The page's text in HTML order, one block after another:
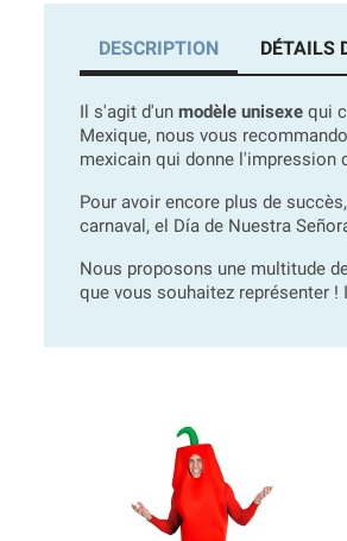
DESCRIPTION DÉTAILS
Il s'agit d'un modèle unisexe qui
Mexique, nous vous
mexicain qui donne l'impression
Pour avoir encore plus de
carnaval, el Día de Nuestra
Nous proposons une multitude
que vous souhaitez représenter